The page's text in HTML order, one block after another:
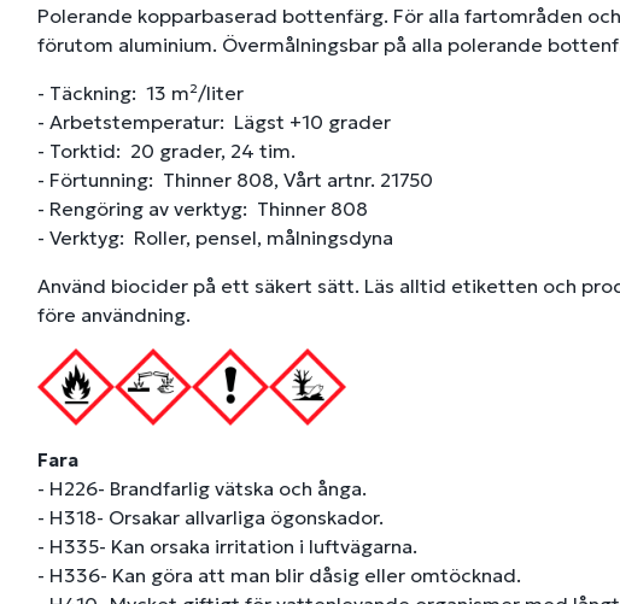
Polerande kopparbaserad bottenfärg. För alla fartområden
förutom aluminium. Övermålningsbar på alla polerande
- Täckning: 13 m²/liter
- Arbetstemperatur: Lägst +10 grader
- Torktid: 20 grader, 24 tim.
- Förtunning: Thinner 808, Vårt artnr. 21750
- Rengöring av verktyg: Thinner 808
- Verktyg: Roller, pensel, målningsdyna
Använd biocider på ett säkert sätt. Läs alltid etiketten och
före användning.
Fara
- H226- Brandfarlig vätska och ånga.
- H318- Orsakar allvarliga ögonskador.
- H335- Kan orsaka irritation i luftvägarna.
- H336- Kan göra att man blir dåsig eller omtöcknad.